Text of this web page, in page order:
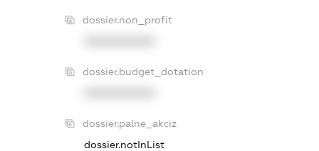
dossier.non_profit
dossier.budget_dotation
dossier.palne_akciz
dossier.notInList